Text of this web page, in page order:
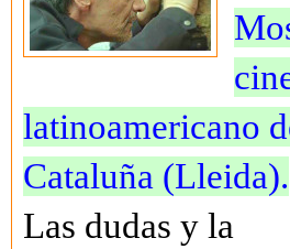
latinoamericano
Cataluña (Lleida).
Las dudas y la